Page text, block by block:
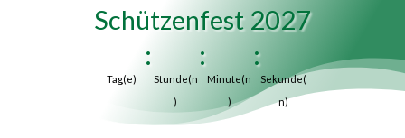
Schützenfest 2027
Tag(e)
:
Stunde(n
)
:
Minute(n
)
:
Sekunde(
n)